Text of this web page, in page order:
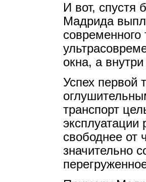
И вот, спустя
Мадрида
современного
окна, а
Успех первой
транспорт
эксплуатации
свободнее от
значительно